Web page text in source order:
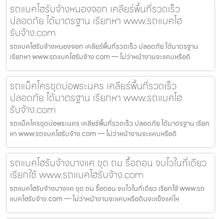
รถแบคโฮรับจ้างหนองจอก เคลียร์พื้นที่รวดเร็ว
ปลอดภัย ได้มาตรฐาน เรียกหา www.รถแบคโฮ
รับจ้าง.com
รถแบคโฮรับจ้างหนองจอก เคลียร์พื้นที่รวดเร็ว ปลอดภัย ได้มาตรฐาน
เรียกหา www.รถแบคโฮรับจ้าง.com — ไม่ว่าหน้างานจะแคบหรือดิ
รถแม็คโครขุดบ่อพระนคร เคลียร์พื้นที่รวดเร็ว
ปลอดภัย ได้มาตรฐาน เรียกหา www.รถแบคโฮ
รับจ้าง.com
รถแม็คโครขุดบ่อพระนคร เคลียร์พื้นที่รวดเร็ว ปลอดภัย ได้มาตรฐาน เรียก
หา www.รถแบคโฮรับจ้าง.com — ไม่ว่าหน้างานจะแคบหรือดิ
รถแบคโฮรับจ้างบางแค ขุด ถม รื้อถอน จบไวในที่เดียว
เรียกใช้ www.รถแบคโฮรับจ้าง.com
รถแบคโฮรับจ้างบางแค ขุด ถม รื้อถอน จบไวในที่เดียว เรียกใช้ www.รถ
แบคโฮรับจ้าง.com — ไม่ว่าหน้างานจะแคบหรือดินจะแข็งแค่ไห